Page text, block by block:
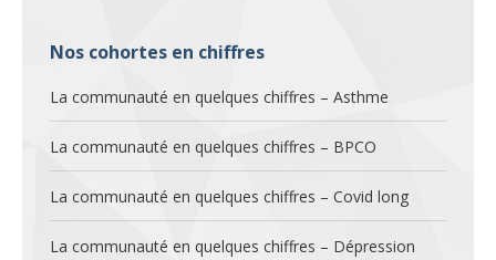
Nos cohortes en chiffres
La communauté en quelques chiffres – Asthme
La communauté en quelques chiffres – BPCO
La communauté en quelques chiffres – Covid long
La communauté en quelques chiffres – Dépression